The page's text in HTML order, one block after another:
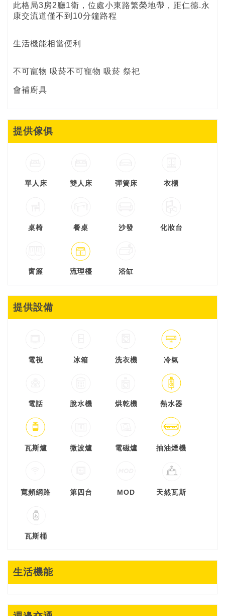
此格局3房2廳1衛，位處小東路繁榮地帶，距仁德.永
康交流道僅不到10分鐘路程
生活機能相當便利
不可寵物 吸菸不可寵物 吸菸 祭祀
會補廚具
提供傢俱
單人床 雙人床 彈簧床 衣櫃
桌椅 餐桌 沙發 化妝台
窗簾 流理檯 浴缸
提供設備
電視 冰箱 洗衣機 冷氣
電話 脫水機 烘乾機 熱水器
瓦斯爐 微波爐 電磁爐 抽油煙機
寬頻網路 第四台 MOD 天然瓦斯
瓦斯桶
生活機能